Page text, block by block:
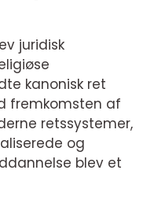
juridisk
kanonisk ret
fremkomsten af
retssystemer,
og
blev et